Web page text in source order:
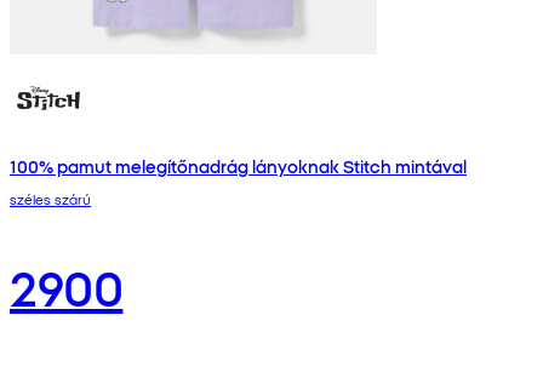
100% pamut melegítőnadrág lányoknak Stitch mintával
széles szárú
2900